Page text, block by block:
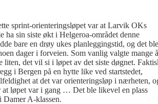
sprint-orienteringsløpet var at Larvik OKs
ha sin siste økt i Helgeroa-området denne
bare en drøy ukes planleggingstid, og det ble
dager i forveien. Som vanlig valgte mange å
liten, det vil si i løpet av det siste døgnet.
i Bergen på en hytte like ved startstedet,
at det var orienteringsløp i nærheten,
at løpet var i gang … Det ble likevel en plass
Damer A-klassen.